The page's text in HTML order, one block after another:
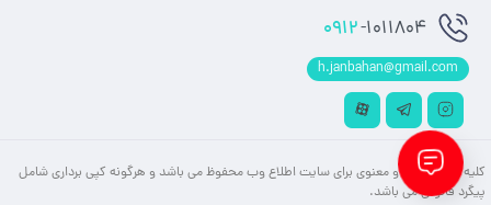
0912-1011804
h.janbahan@gmail.com
کلیه حقوق مادی و معنوی برای سایت اطلاع وب محفوظ می باشد و هرگونه کپی برداری شامل
پیگرد قانونی می باشد.